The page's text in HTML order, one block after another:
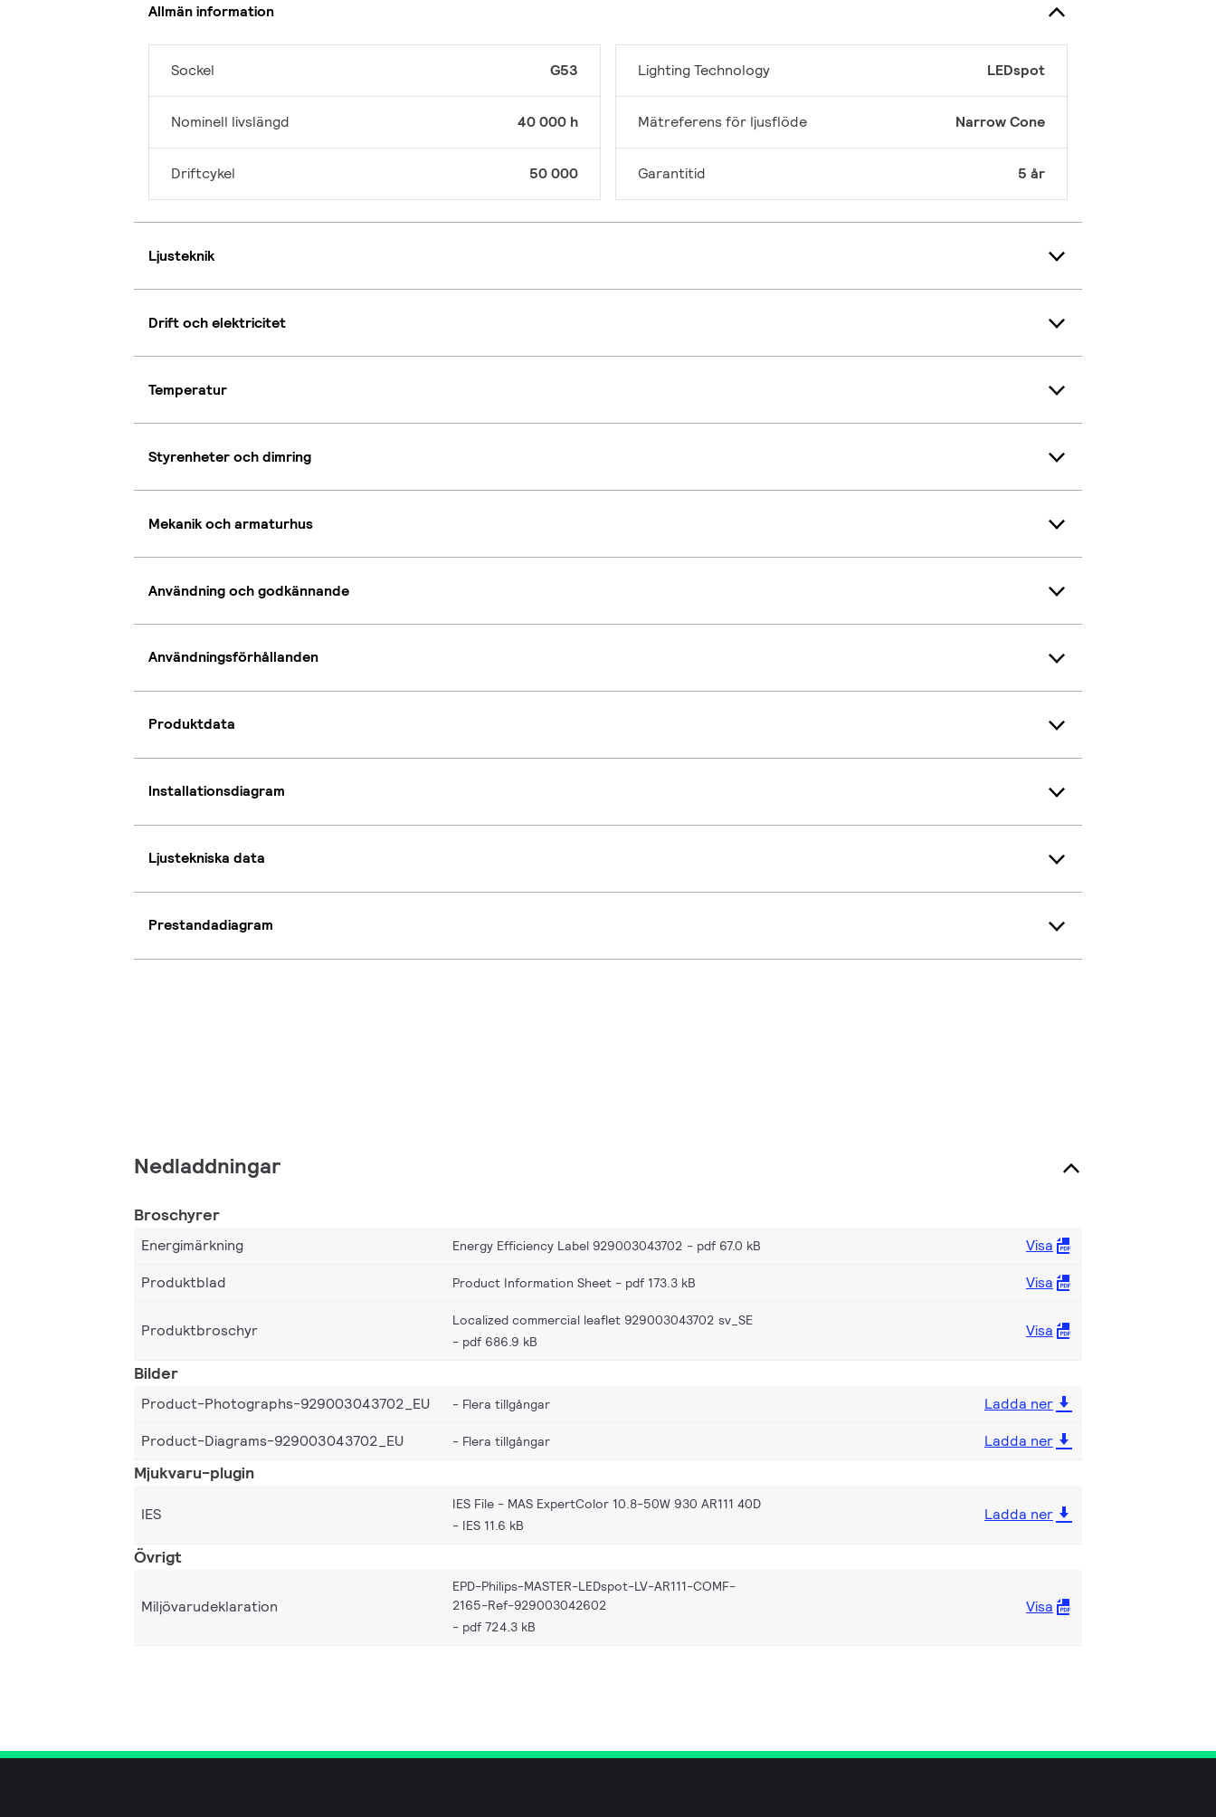
Allmän information
Sockel G53
Nominell livslängd 40 000 h
Driftcykel 50 000
Lighting Technology LEDspot
Mätreferens för ljusflöde Narrow Cone
Garantitid 5 år
Ljusteknik
Drift och elektricitet
Temperatur
Styrenheter och dimring
Mekanik och armaturhus
Användning och godkännande
Användningsförhållanden
Produktdata
Installationsdiagram
Ljustekniska data
Prestandadiagram
Nedladdningar
Broschyrer
Energimärkning Energy Efficiency Label 929003043702 pdf 67.0 kB
Visa
Produktblad
Product Information Sheet pdf 173.3 kB Visa
Produktbroschyr
Localized commercial leaflet 929003043702 sv_SE
pdf 686.9 kB
Visa
Bilder
Product-Photographs-929003043702_EU Flera tillgångar
Ladda ner
Product-Diagrams-929003043702_EU
Flera tillgångar Ladda ner
Mjukvaru-plugin
IES
IES File - MAS ExpertColor 10.8-50W 930 AR111 40D
IES 11.6 kB
Ladda ner
Övrigt
Miljövarudeklaration
EPD-Philips-MASTER-LEDspot-LV-AR111-COMF-
2165-Ref-929003042602
pdf 724.3 kB
Visa